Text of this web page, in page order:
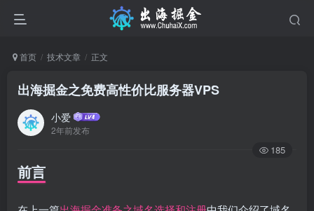
首页 技术文章 正文
出海掘金之免费高性价比服务器VPS
小爱
2年前发布
185
前言